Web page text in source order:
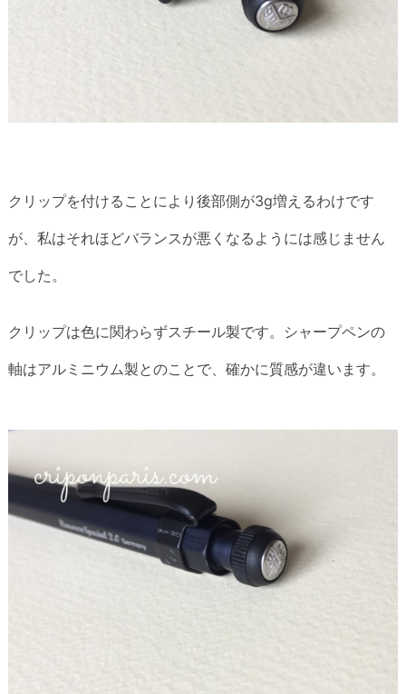
クリップを付けることにより後部側が3g増えるわけです
が、私はそれほどバランスが悪くなるようには感じません
でした。
クリップは色に関わらずスチール製です。シャープペンの
軸はアルミニウム製とのことで、確かに質感が違います。